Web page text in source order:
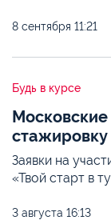
8 сентября 11:21
Будь в курсе
Московские
стажировку
Заявки на
«Твой старт в
3 августа 16:13